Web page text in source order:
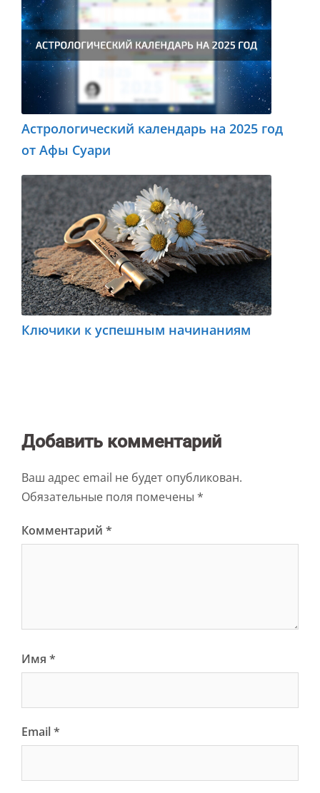
Астрологический календарь на 2025 год
от Афы Суари
Ключики к успешным начинаниям
Добавить комментарий
Ваш адрес email не будет опубликован.
Обязательные поля помечены *
Комментарий *
Имя *
Email*